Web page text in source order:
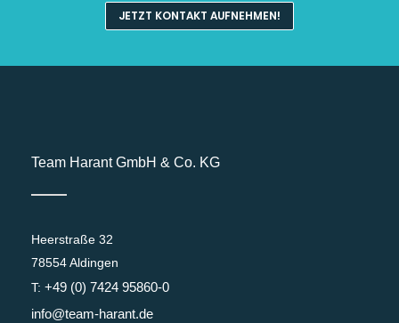
JETZT KONTAKT AUFNEHMEN!
Team Harant GmbH & Co. KG
Heerstraße 32
78554 Aldingen
T: +49 (0) 7424 95860-0
info@team-harant.de